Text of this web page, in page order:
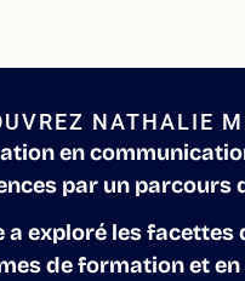
NATHALIE
en
par un parcours
a exploré les
de formation et